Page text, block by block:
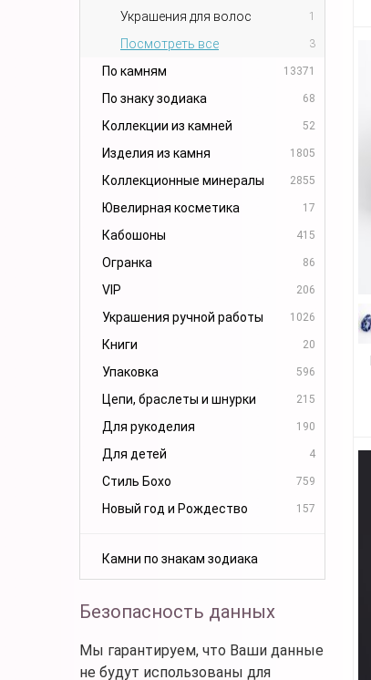
Украшения для волос 1
Посмотреть все 3
По камням 13371
По знаку зодиака 68
Коллекции из камней 52
Изделия из камня 1805
Коллекционные минералы 2855
Ювелирная косметика 17
Кабошоны 415
Огранка 86
VIP 206
Украшения ручной работы 1026
Книги 20
Упаковка 596
Цепи, браслеты и шнурки 215
Для рукоделия 190
Для детей 4
Стиль Бохо 759
Новый год и Рождество 157
Камни по знакам зодиака
Безопасность данных
Мы гарантируем, что Ваши данные
не будут использованы для